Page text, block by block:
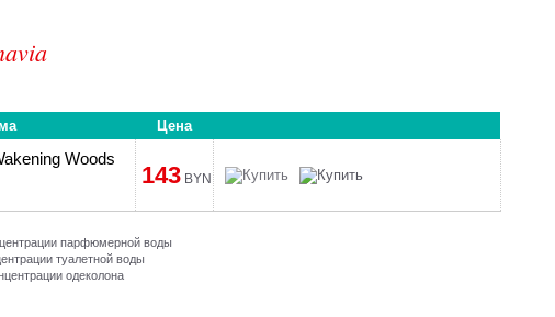
Цена
Woods
143 BYN
парфюмерной воды
туалетной воды
одеколона